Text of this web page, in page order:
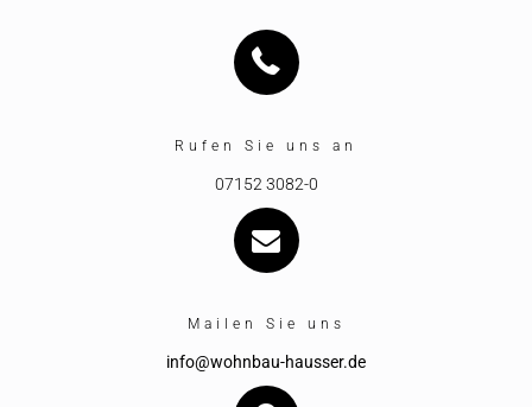
Rufen Sie uns an
07152 3082-0
Mailen Sie uns
info@wohnbau-hausser.de